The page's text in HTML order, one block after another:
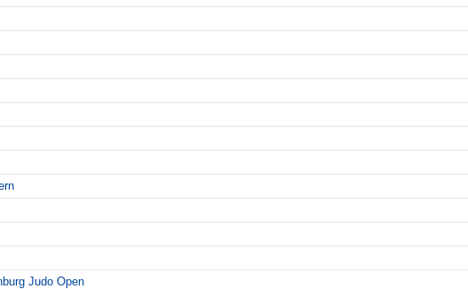
Judo Open